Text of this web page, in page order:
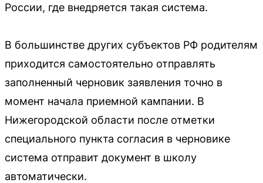
России, где внедряется такая система.
В большинстве других субъектов РФ родителям
приходится самостоятельно отправлять
заполненный черновик заявления точно в
момент начала приемной кампании. В
Нижегородской области после отметки
специального пункта согласия в черновике
система отправит документ в школу
автоматически.